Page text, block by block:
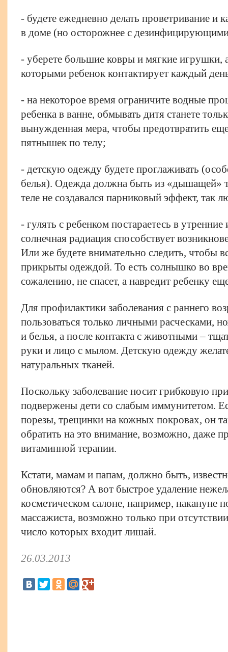
- будете ежедневно делать проветривание
в доме (но осторожнее с
- уберете большие ковры и мягкие игрушки,
которыми ребенок контактирует каждый
- на некоторое время ограничите водные
ребенка в ванне, обмывать дитя станете
вынужденная мера, чтобы предотвратить
пятнышек по телу;
- детскую одежду будете проглаживать
белья). Одежда должна быть из «дышащей»
теле не создавался парниковый эффект, так
- гулять с ребенком постараетесь в утренние
солнечная радиация способствует
Или же будете внимательно следить, чтобы
прикрыты одеждой. То есть солнышко во
сожалению, не спасет, а навредит ребенку
Для профилактики заболевания с раннего
пользоваться только личными расческами,
и белья, а после контакта с животными –
руки и лицо с мылом. Детскую одежду
натуральных тканей.
Поскольку заболевание носит грибковую
подвержены дети со слабым иммунитетом.
порезы, трещинки на кожных покровах, он
обратить на это внимание, возможно, даже
витаминной терапии.
Кстати, мамам и папам, должно быть,
обновляются? А вот быстрое удаление
косметическом салоне, например, накануне
массажиста, возможно только при
число которых входит лишай.
26.03.2013